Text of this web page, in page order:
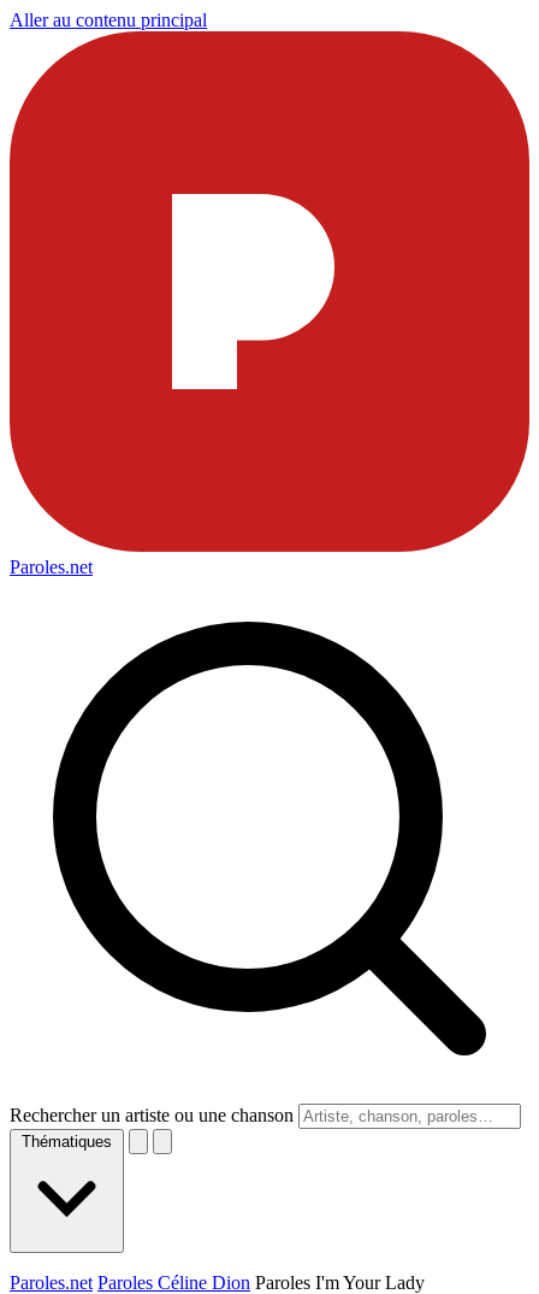
Aller au contenu principal
Paroles.net
Rechercher un artiste ou une chanson
Thématiques
Paroles.net Paroles Céline Dion Paroles I'm Your Lady